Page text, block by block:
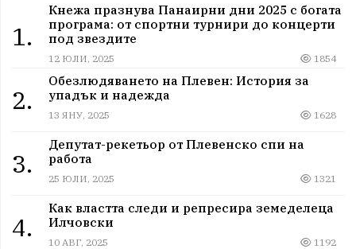
1.
Кнежа празнува Панаирни дни 2025 с богата
програма: от спортни турнири до концерти
под звездите
12 ЮЛИ, 2025 1854
2.
Обезлюдяването на Плевен: История за
упадък и надежда
13 ЯНУ, 2025 1628
3.
Депутат-рекетьор от Плевенско спи на
работа
25 ЮЛИ, 2025 1321
4.
Как властта следи и репресира земеделеца
Илчовски
10 АВГ, 2025 1192